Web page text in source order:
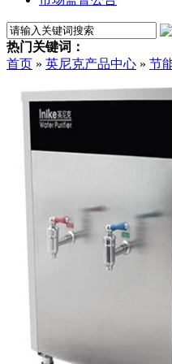
热门关键词：
首页 » 英尼克产品中心 » 节